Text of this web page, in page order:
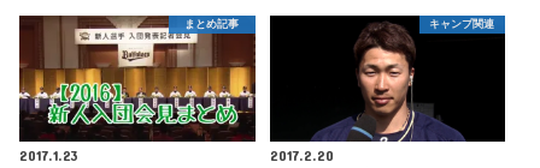
まとめ記事
2017.1.23
キャンプ関連
2017.2.20